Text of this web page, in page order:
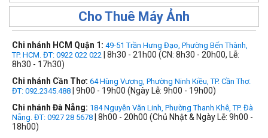
Cho Thuê Máy Ảnh
Chi nhánh HCM Quận 1: 49-51 Trần Hưng Đạo, Phường Bến Thành,
TP. HCM. ĐT: 0922 022 022 | 8h30 - 21h00 (CN: 8h30 - 20h00, Lễ:
8h30 - 17h30)
Chi nhánh Cần Thơ: 64 Hùng Vương, Phường Ninh Kiều, TP. Cần Thơ.
ĐT: 092.2345.488 | 9h00 - 19h00 (Ngày Lễ: 9h00 - 19h00)
Chi nhánh Đà Nẵng: 184 Nguyễn Văn Linh, Phường Thanh Khê, TP. Đà
Nẵng. ĐT: 0927 28 5678 | 8h00 - 20h00 (Chủ Nhật & Ngày Lễ: 9h00 -
18h00)